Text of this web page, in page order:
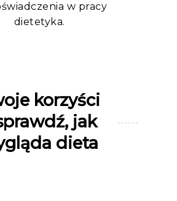
w pracy
dietetyka.
korzyści
jak
dieta